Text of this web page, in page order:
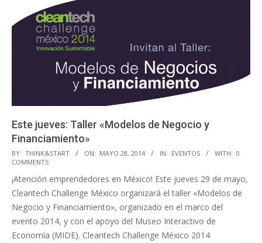
Este jueves: Taller «Modelos de Negocio y
Financiamiento»
2014-
05-
28
BY: THINK&START ON: MAYO 28, 2014 IN: EVENTOS WITH: 0
COMMENTS
¡Atención emprendedores en México! Este jueves 29 de mayo,
Cleantech Challenge México organizará el taller «Modelos de
Negocio y Financiamiento», organizado en el marco del
evento 2014, y con el apoyo del Museo Interactivo de
Economía (MIDE). Cleantech Challenge México 2014